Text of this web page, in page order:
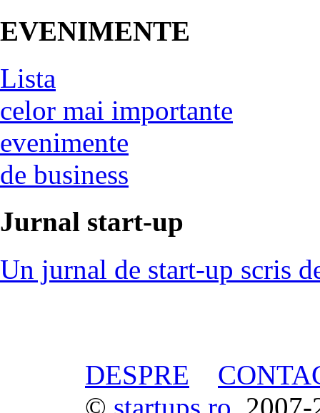
EVENIMENTE
Lista
celor mai importante
evenimente
de business
Jurnal start-up
Un jurnal de start-up scris
DESPRE